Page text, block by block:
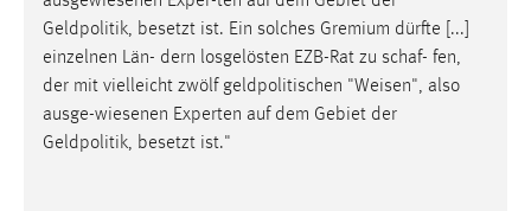
Geldpolitik, besetzt ist. Ein solches Gremium dürfte [...]
einzelnen Län- dern losgelösten EZB-Rat zu schaf- fen,
der mit vielleicht zwölf geldpolitischen "Weisen", also
ausge-wiesenen Experten auf dem Gebiet der
Geldpolitik, besetzt ist."
Google Ireland Limited
Zweck:
Conversion-Tracking
Cookie Laufzeit: